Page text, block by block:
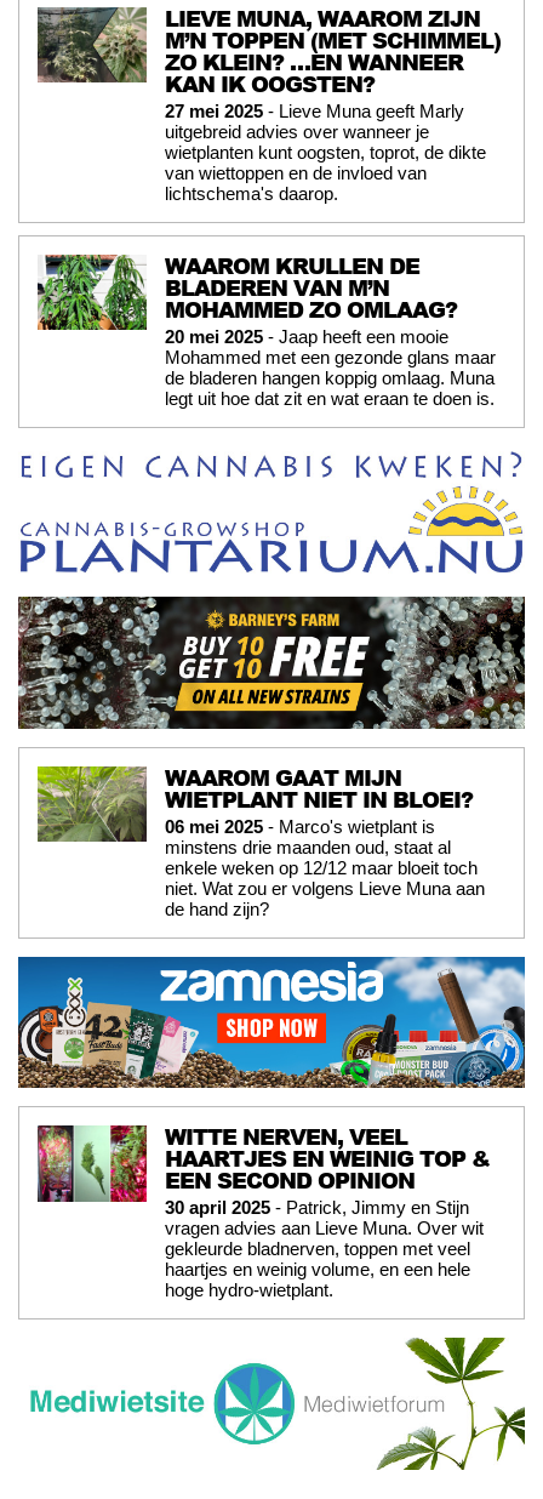
LIEVE MUNA, WAAROM ZIJN
M’N TOPPEN (MET SCHIMMEL)
ZO KLEIN? …EN WANNEER
KAN IK OOGSTEN?
27 mei 2025 - Lieve Muna geeft Marly
uitgebreid advies over wanneer je
wietplanten kunt oogsten, toprot, de dikte
van wiettoppen en de invloed van
lichtschema's daarop.
WAAROM KRULLEN DE
BLADEREN VAN M’N
MOHAMMED ZO OMLAAG?
20 mei 2025 - Jaap heeft een mooie
Mohammed met een gezonde glans maar
de bladeren hangen koppig omlaag. Muna
legt uit hoe dat zit en wat eraan te doen is.
WAAROM GAAT MIJN
WIETPLANT NIET IN BLOEI?
06 mei 2025 - Marco's wietplant is
minstens drie maanden oud, staat al
enkele weken op 12/12 maar bloeit toch
niet. Wat zou er volgens Lieve Muna aan
de hand zijn?
WITTE NERVEN, VEEL
HAARTJES EN WEINIG TOP &
EEN SECOND OPINION
30 april 2025 - Patrick, Jimmy en Stijn
vragen advies aan Lieve Muna. Over wit
gekleurde bladnerven, toppen met veel
haartjes en weinig volume, en een hele
hoge hydro-wietplant.